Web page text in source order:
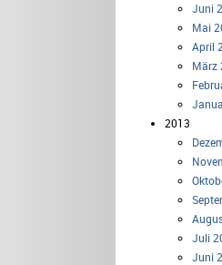
Juni
Mai
April
März
2013
Juli
Juni